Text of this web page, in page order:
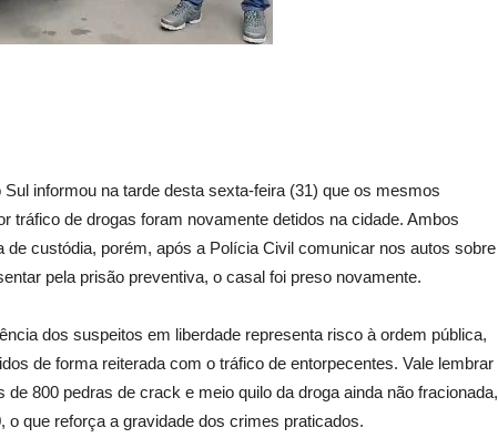
informou na tarde desta sexta-feira (31) que os mesmos
tráfico de drogas foram novamente detidos na cidade. Ambos
de custódia, porém, após a Polícia Civil comunicar nos autos sobre
pela prisão preventiva, o casal foi preso novamente.
dos suspeitos em liberdade representa risco à ordem pública,
de forma reiterada com o tráfico de entorpecentes. Vale lembrar
800 pedras de crack e meio quilo da droga ainda não fracionada,
o que reforça a gravidade dos crimes praticados.